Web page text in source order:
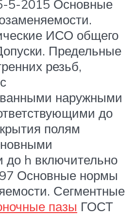
5-2015 Основные
ИСО общего
Предельные
резьб,
наружными
до
полям
до h включительно
Основные нормы
Сегментные
пазы ГОСТ